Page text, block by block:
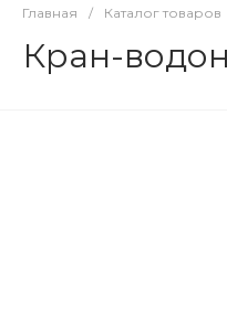
Главная / Каталог товаров
Кран-